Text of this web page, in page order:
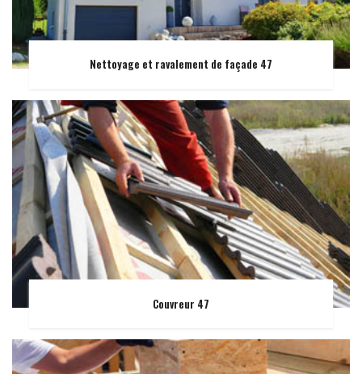
Nettoyage et ravalement de façade 47
Couvreur 47